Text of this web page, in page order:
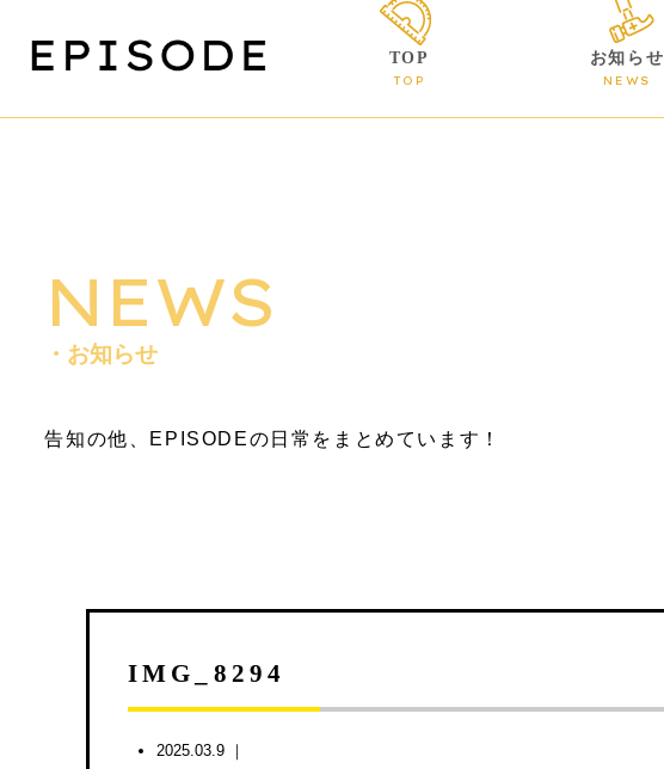
TOP
TOP
お知らせ
NEWS
NEWS
・お知らせ
告知の他、EPISODEの日常をまとめています！
IMG_8294
2025.03.9 ｜